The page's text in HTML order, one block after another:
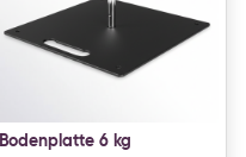
Bodenplatte 6 kg